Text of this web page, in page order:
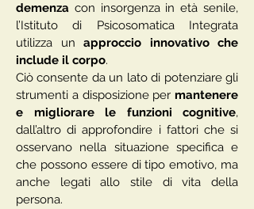
demenza con insorgenza in età senile,
l’Istituto di Psicosomatica Integrata
utilizza un approccio innovativo che
include il corpo.
Ciò consente da un lato di potenziare gli
strumenti a disposizione per mantenere
e migliorare le funzioni cognitive,
dall’altro di approfondire i fattori che si
osservano nella situazione specifica e
che possono essere di tipo emotivo, ma
anche legati allo stile di vita della
persona.